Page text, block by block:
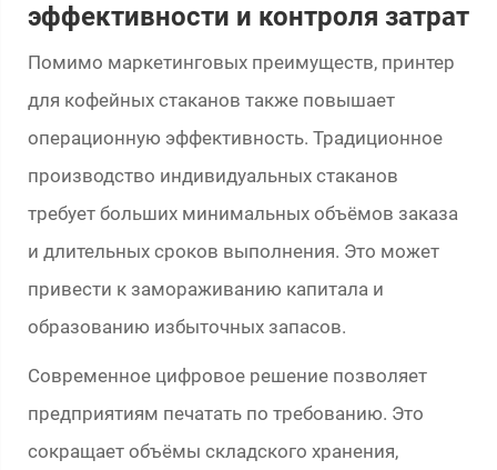
эффективности и контроля затрат
Помимо маркетинговых преимуществ, принтер
для кофейных стаканов также повышает
операционную эффективность. Традиционное
производство индивидуальных стаканов
требует больших минимальных объёмов заказа
и длительных сроков выполнения. Это может
привести к замораживанию капитала и
образованию избыточных запасов.
Современное цифровое решение позволяет
предприятиям печатать по требованию. Это
сокращает объёмы складского хранения,